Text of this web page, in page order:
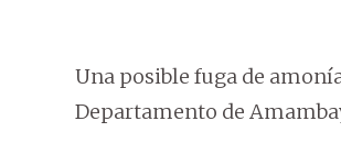
Una posible fuga de
Departamento de